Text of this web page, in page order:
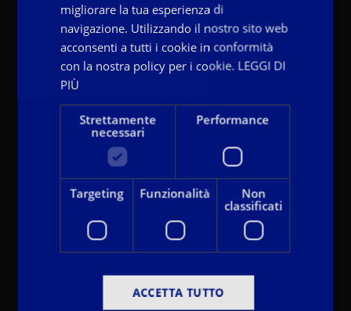
FRENCH
migliorare la tua esperienza di
navigazione. Utilizzando il nostro sito web
acconsenti a tutti i cookie in conformità
con la nostra policy per i cookie. LEGGI DI
PIÙ
Strettamente
necessari
Performance
Targeting Funzionalità
Non
classificati
ACCETTA TUTTO